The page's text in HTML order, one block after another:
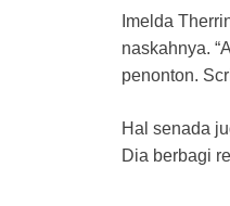
Imelda
naskahnya.
penonton.
Hal senada
Dia berbagi